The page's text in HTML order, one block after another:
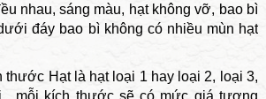
nhau, sáng màu, hạt không vỡ, bao bì
đáy bao bì không có nhiều mùn hạt
thước Hạt là hạt loại 1 hay loại 2, loại 3,
kích thước sẽ có mức giá tương